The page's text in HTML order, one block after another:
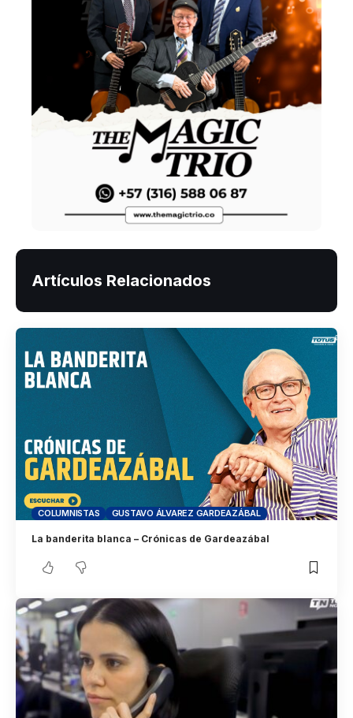
Artículos Relacionados
COLUMNISTAS GUSTAVO ÁLVAREZ GARDEAZÁBAL
La banderita blanca – Crónicas de Gardeazábal